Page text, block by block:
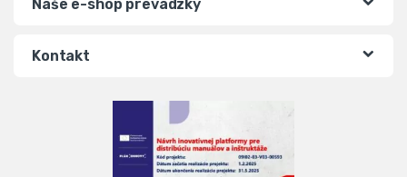
Naše e-shop prevádzky
Kontakt